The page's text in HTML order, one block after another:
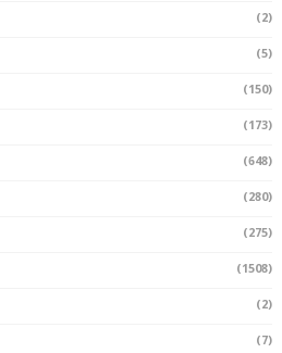
(2)
(5)
(150)
(173)
(648)
(280)
(275)
(1508)
(2)
(7)